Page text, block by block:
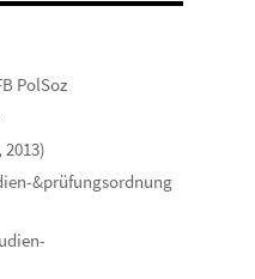
PolSoz
&prüfungsordnung